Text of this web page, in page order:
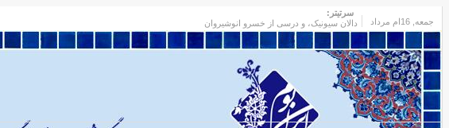
جمعه
سرتیتر:
دالان سیونیک، و درسی از خسرو انوشیروان